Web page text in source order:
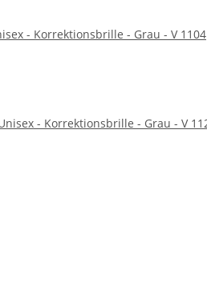
- Korrektionsbrille - Grau - V 1104